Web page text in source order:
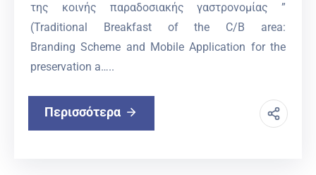
της κοινής παραδοσιακής γαστρονομίας ”
(Traditional Breakfast of the C/B area:
Branding Scheme and Mobile Application for the
preservation a…..
Περισσότερα